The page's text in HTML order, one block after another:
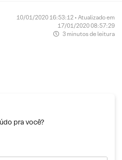
10/01/2020 16:53:12 • Atualizado em
17/01/2020 08:57:29
3 minutos de leitura
pra você?